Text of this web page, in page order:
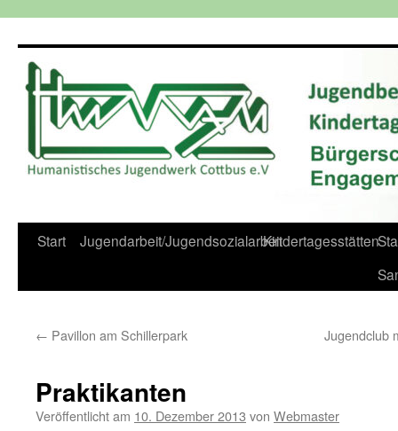
Start Jugendarbeit/JugendsozialarbeitKindertagesstätten
← Pavillon am Schillerpark Jugendclub
Praktikanten
Veröffentlicht am 10. Dezember 2013 von Webmaster